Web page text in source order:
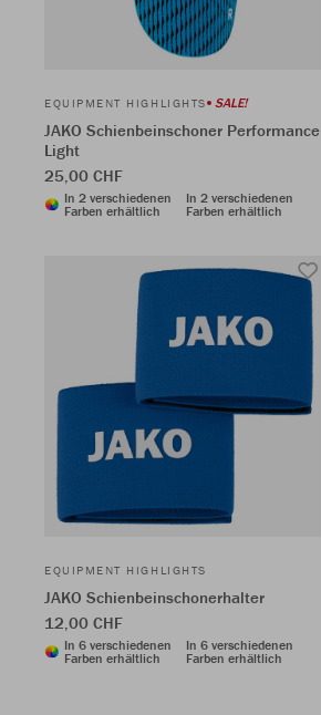
EQUIPMENT HIGHLIGHTS SALE!
JAKO Schienbeinschoner Performance
Light
25,00 CHF
In 2 verschiedenen
Farben erhältlich
In 2 verschiedenen
Farben erhältlich
EQUIPMENT HIGHLIGHTS
JAKO Schienbeinschonerhalter
12,00 CHF
In 6 verschiedenen
Farben erhältlich
In 6 verschiedenen
Farben erhältlich